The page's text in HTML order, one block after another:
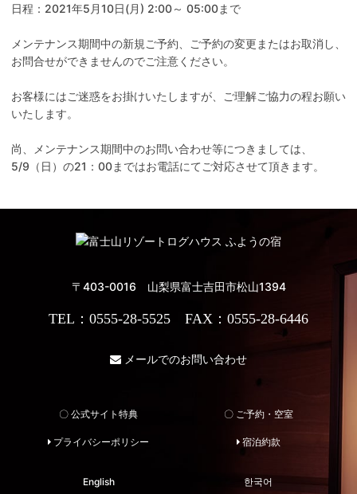
日程：2021年5月10日(月) 2:00～ 05:00まで
メンテナンス期間中の新規ご予約、ご予約の変更またはお取消し、
お問合せができませんのでご注意ください。
お客様にはご迷惑をお掛けいたしますが、ご理解ご協力の程お願い
いたします。
尚、メンテナンス期間中のお問い合わせ等につきましては、
5/9（日）の21：00まではお電話にてご対応させて頂きます。
〒403-0016 山梨県富士吉田市松山1394
TEL：0555-28-5525 FAX：0555-28-6446
メールでのお問い合わせ
〇 公式サイト特典 〇 ご予約・空室
プライバシーポリシー 宿泊約款
English 한국어